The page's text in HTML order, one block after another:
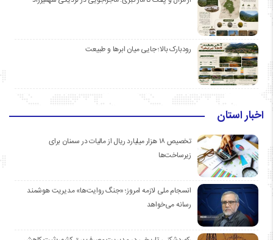
رودبارک بالا؛ جایی میان ابرها و طبیعت
اخبار استان
تخصیص ۱۸ هزار میلیارد ریال از مالیات در سمنان برای
زیرساخت‌ها
انسجام ملی لازمه امروز؛ «جنگ روایت‌ها» مدیریت هوشمند
رسانه می‌خواهد